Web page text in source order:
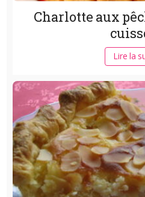
Charlotte aux
Lire la